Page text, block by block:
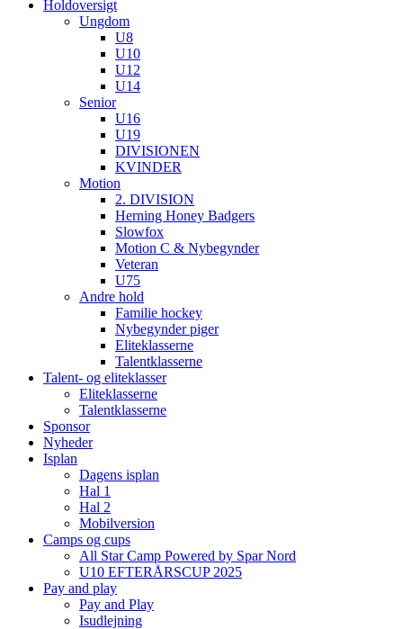
Holdoversigt
Ungdom
U8
U10
U12
U14
Senior
U16
U19
DIVISIONEN
KVINDER
Motion
2. DIVISION
Herning Honey Badgers
Slowfox
Motion C & Nybegynder
Veteran
U75
Andre hold
Familie hockey
Nybegynder piger
Eliteklasserne
Talentklasserne
Talent- og eliteklasser
Eliteklasserne
Talentklasserne
Sponsor
Nyheder
Isplan
Dagens isplan
Hal 1
Hal 2
Mobilversion
Camps og cups
All Star Camp Powered by Spar Nord
U10 EFTERÅRSCUP 2025
Pay and play
Pay and Play
Isudlejning